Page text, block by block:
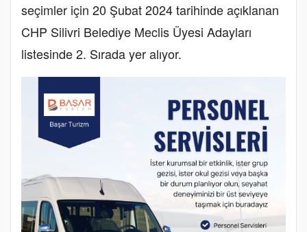
seçimler için 20 Şubat 2024 tarihinde açıklanan
CHP Silivri Belediye Meclis Üyesi Adayları
listesinde 2. Sırada yer alıyor.